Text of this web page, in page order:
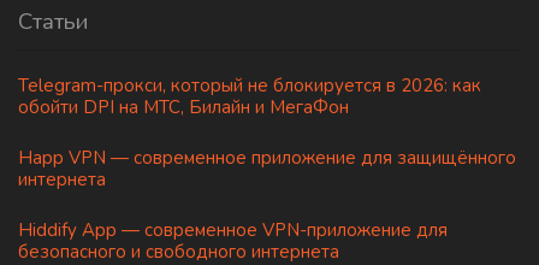
Статьи
Telegram-прокси, который не блокируется в 2026: как
обойти DPI на МТС, Билайн и МегаФон
Happ VPN — современное приложение для защищённого
интернета
Hiddify App — современное VPN-приложение для
безопасного и свободного интернета